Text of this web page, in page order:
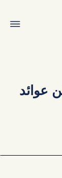
عوائد